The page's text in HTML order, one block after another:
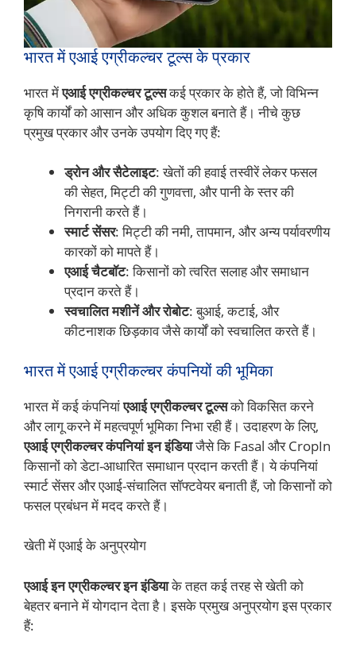
भारत में एआई एग्रीकल्चर टूल्स के प्रकार
भारत मेंएआई एग्रीकल्चर टूल्सकई प्रकार के होते हैं, जो विभिन्न
कृषि कार्यों को आसान और अधिक कुशल बनाते हैं। नीचे कुछ
प्रमुख प्रकार और उनके उपयोग दिए गए हैं:
ड्रोन और सैटेलाइट: खेतों की हवाई तस्वीरें लेकर फसल
की सेहत, मिट्टी की गुणवत्ता, और पानी के स्तर की
निगरानी करते हैं।
स्मार्ट सेंसर: मिट्टी की नमी, तापमान, और अन्य पर्यावरणीय
कारकों को मापते हैं।
एआई चैटबॉट: किसानों को त्वरित सलाह और समाधान
प्रदान करते हैं।
स्वचालित मशीनें और रोबोट: बुआई, कटाई, और
कीटनाशक छिड़काव जैसे कार्यों को स्वचालित करते हैं।
भारत में एआई एग्रीकल्चर कंपनियों की भूमिका
भारत में कई कंपनियांएआई एग्रीकल्चर टूल्सको विकसित करने
और लागू करने में महत्वपूर्ण भूमिका निभा रही हैं। उदाहरण के लिए,
एआई एग्रीकल्चर कंपनियां इन इंडियाजैसे कि Fasal और CropIn
किसानों को डेटा-आधारित समाधान प्रदान करती हैं। ये कंपनियां
स्मार्ट सेंसर और एआई-संचालित सॉफ्टवेयर बनाती हैं, जो किसानों को
फसल प्रबंधन में मदद करते हैं।
खेती में एआई के अनुप्रयोग
एआई इन एग्रीकल्चर इन इंडियाके तहत कई तरह से खेती को
बेहतर बनाने में योगदान देता है। इसके प्रमुख अनुप्रयोग इस प्रकार
हैं: